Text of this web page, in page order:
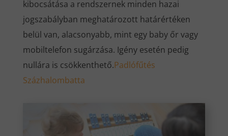
kibocsátása a rendszernek minden hazai
jogszabályban meghatározott határértéken
belül van, alacsonyabb, mint egy baby őr vagy
mobiltelefon sugárzása. Igény esetén pedig
nullára is csökkenthető.Padlófűtés
Százhalombatta